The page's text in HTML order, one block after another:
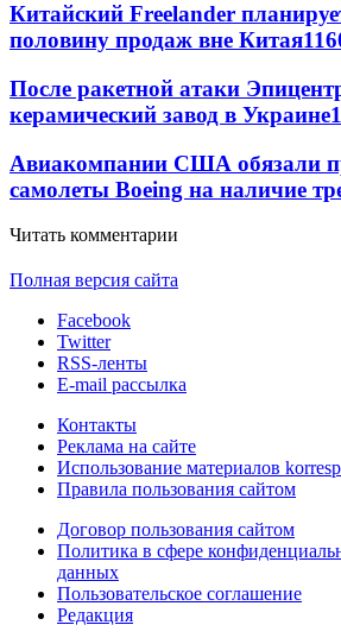
Китайский Freelander
половину продаж вне Китая
После ракетной атаки
керамический завод в Украине
Авиакомпании США обязали
самолеты Boeing на наличие
Читать комментарии
Полная версия сайта
Facebook
Twitter
RSS-ленты
E-mail рассылка
Контакты
Реклама на сайте
Использование материалов
Правила пользования сайтом
Договор пользования сайтом
Политика в сфере
данных
Пользовательское соглашение
Редакция